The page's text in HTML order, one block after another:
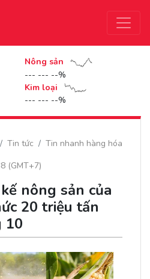
Nông sản
--- --- --%
Kim loại
--- --- --%
Tin tức
Tin nhanh hàng hóa
(GMT+7)
nông sản của
20 triệu tấn
10